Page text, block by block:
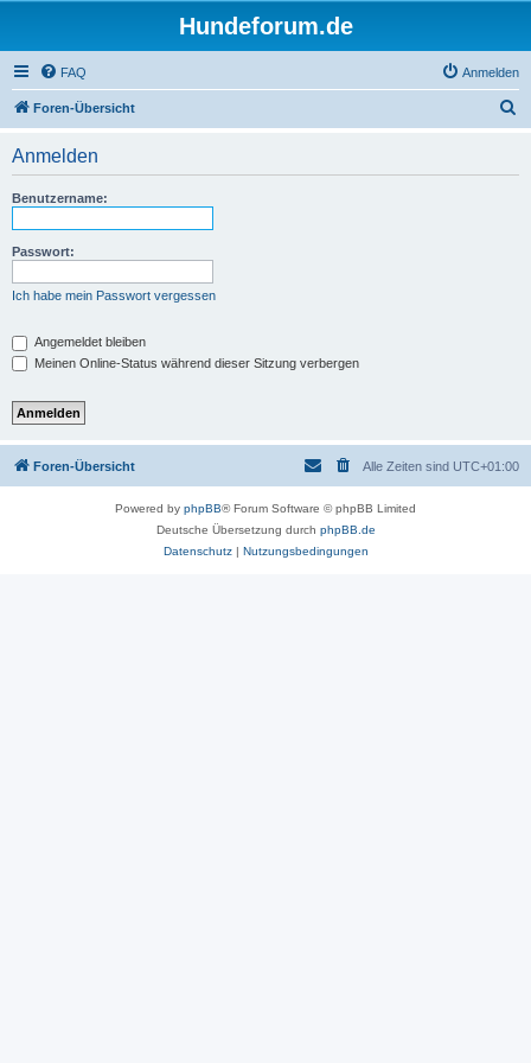
Hundeforum.de
FAQ Anmelden
Foren-Übersicht
Anmelden
Benutzername:
Passwort:
Ich habe mein Passwort vergessen
Angemeldet bleiben
Meinen Online-Status während dieser Sitzung verbergen
Foren-Übersicht Alle Zeiten sind UTC+01:00
Powered by phpBB® Forum Software © phpBB Limited
Deutsche Übersetzung durch phpBB.de
Datenschutz| Nutzungsbedingungen